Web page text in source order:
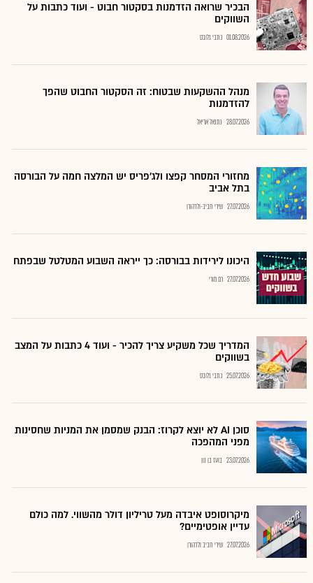
הבכיר שרואה הזדמנות בסקטור חבוט - ועוד כתבות על
השווקים
01.08.2026 כתבי גלובס
מנהל ההשקעות שבטוח: זה הסקטור החבוט שהפך
להזדמנות
28.07.2026 נתנאל אריאל
מחזורי המסחר קפצו ולג'פריס יש המלצה חמה על הבורסה
בתל אביב
27.07.2026 שירי חביב-ולדהורן
היכונו לירידות בבורסה: כך ייראה השבוע המטלטל שבפתח
27.07.2026 רם מורי
המדריך שכל משקיע צריך להכיר - ועוד 4 כתבות על המצב
בשווקים
25.07.2026 כתבי גלובס
סוכן AI לא יוצא לקרוז: הבנק שמסמן את המניות שחסינות
מפני המהפכה
23.07.2026 בועז בן נון
מיקרוסופט איבדה מעל טריליון דולר מהשווי. למה כולם
עדיין אופטימיים?
27.07.2026 שירי חביב ולדהורן